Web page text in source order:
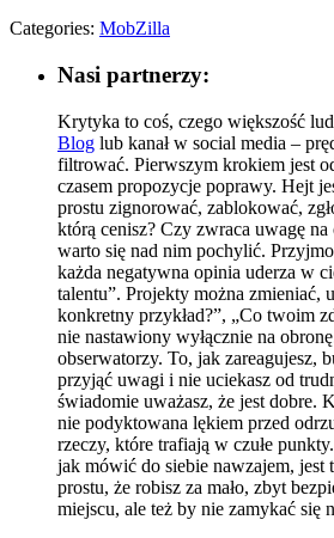
Categories: MobZilla
Nasi partnerzy:
Krytyka to coś, czego większość
Blog lub kanał w social media –
filtrować. Pierwszym krokiem jest
czasem propozycje poprawy. Hejt
prostu zignorować, zablokować,
którą cenisz? Czy zwraca uwagę na
warto się nad nim pochylić.
każda negatywna opinia uderza w
talentu”. Projekty można zmieniać,
konkretny przykład?”, „Co twoim
nie nastawiony wyłącznie na
obserwatorzy. To, jak zareagujesz,
przyjąć uwagi i nie uciekasz od
świadomie uważasz, że jest dobre.
nie podyktowana lękiem przed
rzeczy, które trafiają w czułe
jak mówić do siebie nawzajem, jest
prostu, że robisz za mało, zbyt
miejscu, ale też by nie zamykać się